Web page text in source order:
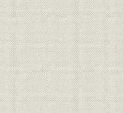
2) シーメンスシュケルト社
第7節 企業基盤の整備
1. 工場規模の充実
1) 制度・組織の改善
2) 増資